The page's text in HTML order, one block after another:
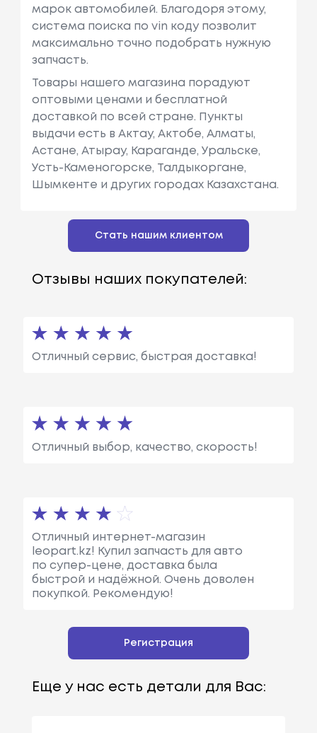
марок автомобилей. Благодоря этому,
система поиска по vin коду позволит
максимально точно подобрать нужную
запчасть.
Товары нашего магазина порадуют
оптовыми ценами и бесплатной
доставкой по всей стране. Пункты
выдачи есть в Актау, Актобе, Алматы,
Астане, Атырау, Караганде, Уральске,
Усть-Каменогорске, Талдыкоргане,
Шымкенте и других городах Казахстана.
Стать нашим клиентом
Отзывы наших покупателей:
Отличный сервис, быстрая доставка!
Отличный выбор, качество, скорость!
Отличный интернет-магазин
leopart.kz! Купил запчасть для авто
по супер-цене, доставка была
быстрой и надёжной. Очень доволен
покупкой. Рекомендую!
Регистрация
Еще у нас есть детали для Вас: